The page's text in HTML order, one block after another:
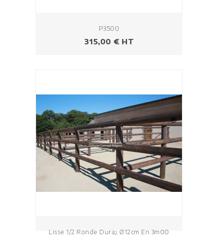
P3500
Prix
315,00 € HT
Lisse 1/2 Ronde Dura² Ø12cm En 3m00